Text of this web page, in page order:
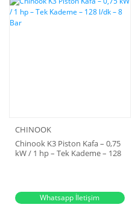
CHINOOK
Chinook K3 Piston Kafa – 0,75
kW / 1 hp – Tek Kademe – 128
Whatsapp İletişim